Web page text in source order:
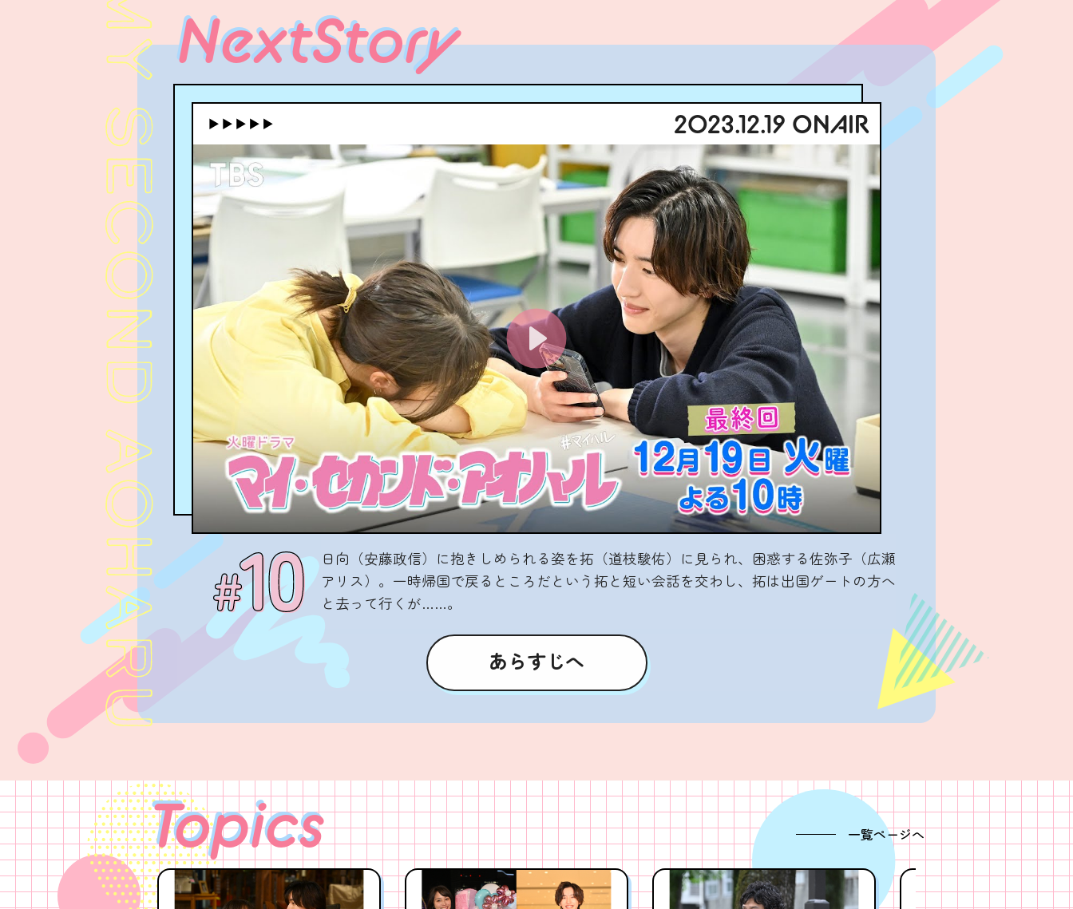
NextStory
2023.12.19 ONAIR
▲
日向（安藤政信）に抱きしめられる姿を拓（道枝駿佑）に見られ、困惑する佐弥子（広瀬
アリス）。一時帰国で戻るところだという拓と短い会話を交わし、拓は出国ゲートの方へ
と去って行くが……。
あらすじへ
Topics 一覧ページへ